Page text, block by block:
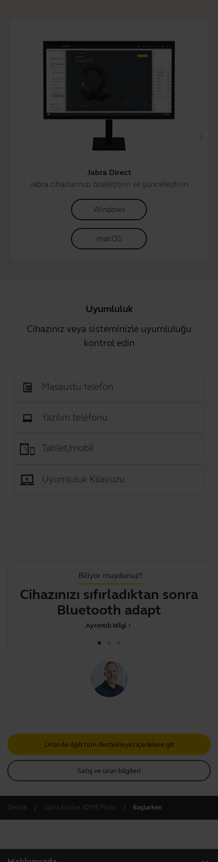
Jabra Direct
Jabra cihazlarınızı özelleştirin ve güncelleştirin
Windows
macOS
Uyumluluk
Cihazınız veya sisteminizle uyumluluğu
kontrol edin
Masaüstü telefon
Yazılım telefonu
Tablet/mobil
Uyumluluk Kılavuzu
Biliyor muydunuz?
Cihazınızı sıfırladıktan sonra
Bluetooth adaptörün
chevron_right
Ayrıntılı bilgi
Ürün ile ilgili tüm destekleyici içeriklere git
Satış ve ürün bilgileri
Destek Jabra Evolve 40 MS Mono Başlarken